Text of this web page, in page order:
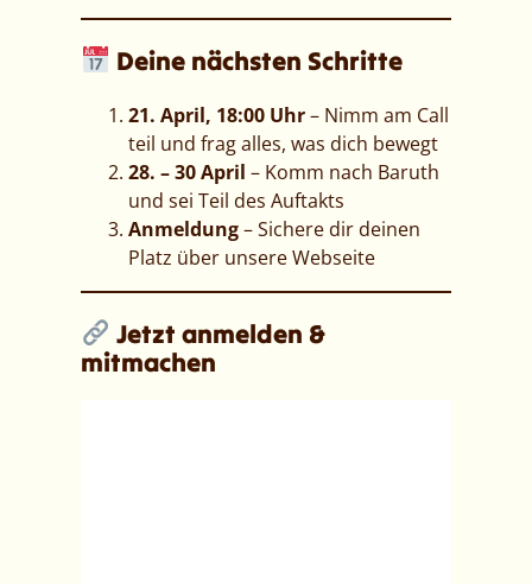
Deine nächsten Schritte
21. April, 18:00 Uhr– Nimm am Call
teil und frag alles, was dich bewegt
28. – 30 April – Komm nach Baruth
und sei Teil des Auftakts
Anmeldung– Sichere dir deinen
Platz über unsere Webseite
Jetzt anmelden &
mitmachen